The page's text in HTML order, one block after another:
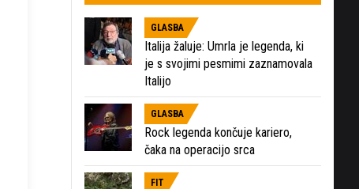
GLASBA
Italija žaluje: Umrla je legenda, ki
je s svojimi pesmimi zaznamovala
Italijo
GLASBA
Rock legenda končuje kariero,
čaka na operacijo srca
FIT